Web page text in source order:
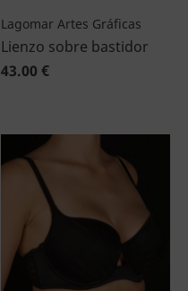
Lagomar Artes Gráficas
Lienzo sobre bastidor
43.00 €